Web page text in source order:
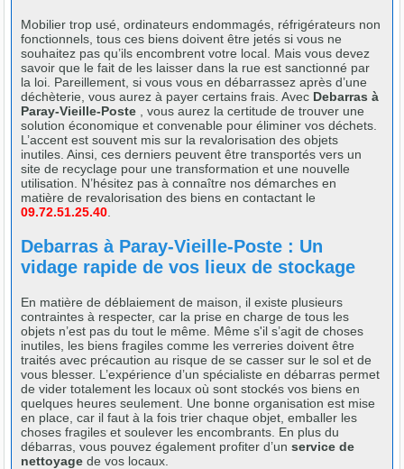
Mobilier trop usé, ordinateurs endommagés, réfrigérateurs non
fonctionnels, tous ces biens doivent être jetés si vous ne
souhaitez pas qu’ils encombrent votre local. Mais vous devez
savoir que le fait de les laisser dans la rue est sanctionné par
la loi. Pareillement, si vous vous en débarrassez après d’une
déchèterie, vous aurez à payer certains frais. Avec Debarras à
Paray-Vieille-Poste
, vous aurez la certitude de trouver une
solution économique et convenable pour éliminer vos déchets.
L’accent est souvent mis sur la revalorisation des objets
inutiles. Ainsi, ces derniers peuvent être transportés vers un
site de recyclage pour une transformation et une nouvelle
utilisation. N’hésitez pas à connaître nos démarches en
matière de revalorisation des biens en contactant le
09.72.51.25.40
Debarras à Paray-Vieille-Poste : Un
vidage rapide de vos lieux de stockage
En matière de déblaiement de maison, il existe plusieurs
contraintes à respecter, car la prise en charge de tous les
objets n’est pas du tout le même. Même s'il s’agit de choses
inutiles, les biens fragiles comme les verreries doivent être
traités avec précaution au risque de se casser sur le sol et de
vous blesser. L’expérience d’un spécialiste en débarras permet
de vider totalement les locaux où sont stockés vos biens en
quelques heures seulement. Une bonne organisation est mise
en place, car il faut à la fois trier chaque objet, emballer les
choses fragiles et soulever les encombrants. En plus du
débarras, vous pouvez également profiter d’unservice de
nettoyage de vos locaux.